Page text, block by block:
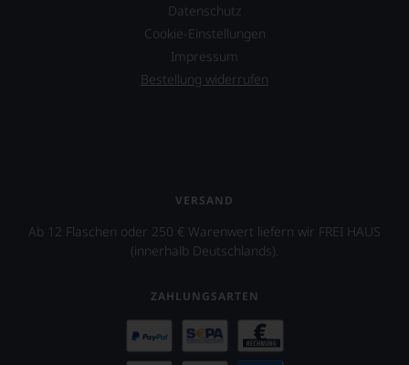
Datenschutz
Cookie-Einstellungen
Impressum
Bestellung widerrufen
VERSAND
Ab 12 Flaschen oder 250 € Warenwert liefern wir FREI HAUS
(innerhalb Deutschlands).
ZAHLUNGSARTEN